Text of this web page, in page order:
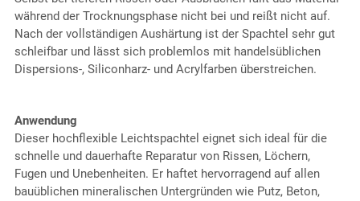
während der Trocknungsphase nicht bei und reißt nicht auf.
Nach der vollständigen Aushärtung ist der Spachtel sehr gut
schleifbar und lässt sich problemlos mit handelsüblichen
Dispersions-, Siliconharz- und Acrylfarben überstreichen.
Anwendung
Dieser hochflexible Leichtspachtel eignet sich ideal für die
schnelle und dauerhafte Reparatur von Rissen, Löchern,
Fugen und Unebenheiten. Er haftet hervorragend auf allen
bauüblichen mineralischen Untergründen wie Putz, Beton,